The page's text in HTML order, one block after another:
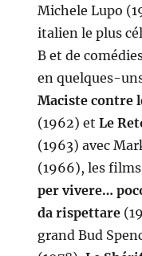
Michele Lupo
italien le plus
B et de
en quelques-
Maciste contre
(1962) et Le
(1963) avec
(1966), les
per vivere…
da rispettare
grand Bud